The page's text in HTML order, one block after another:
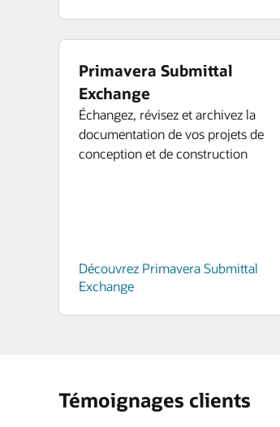
Primavera Submittal
Exchange
Échangez, révisez et archivez la
documentation de vos projets de
conception et de construction
Découvrez Primavera Submittal
Exchange
Témoignages clients